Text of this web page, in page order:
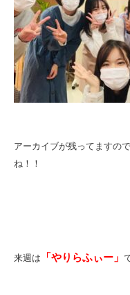
アーカイブが残ってますの
ね！！
来週は 「やりらふぃー」